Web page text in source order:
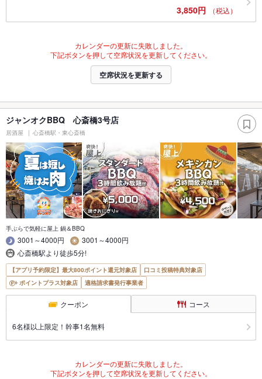
3,850円 （税込）
カレンダーの更新に失敗しました。
下記ボタンを押して空席状況を更新してください。
空席状況を更新する
ジャンオクBBQ 心斎橋3号店
居酒屋 心斎橋駅・東心斎橋
手ぶらで気軽に屋上 鍋＆BBQ
3001～4000円
3001～4000円
心斎橋駅より徒歩5分!
【アプリ予約限定】最大800ポイント還元対象店
口コミ投稿特典対象店
ポイントプラス対象店
適格請求書発行事業者
クーポン コース
6名様以上限定！幹事1名無料
カレンダーの更新に失敗しました。
下記ボタンを押して空席状況を更新してください。